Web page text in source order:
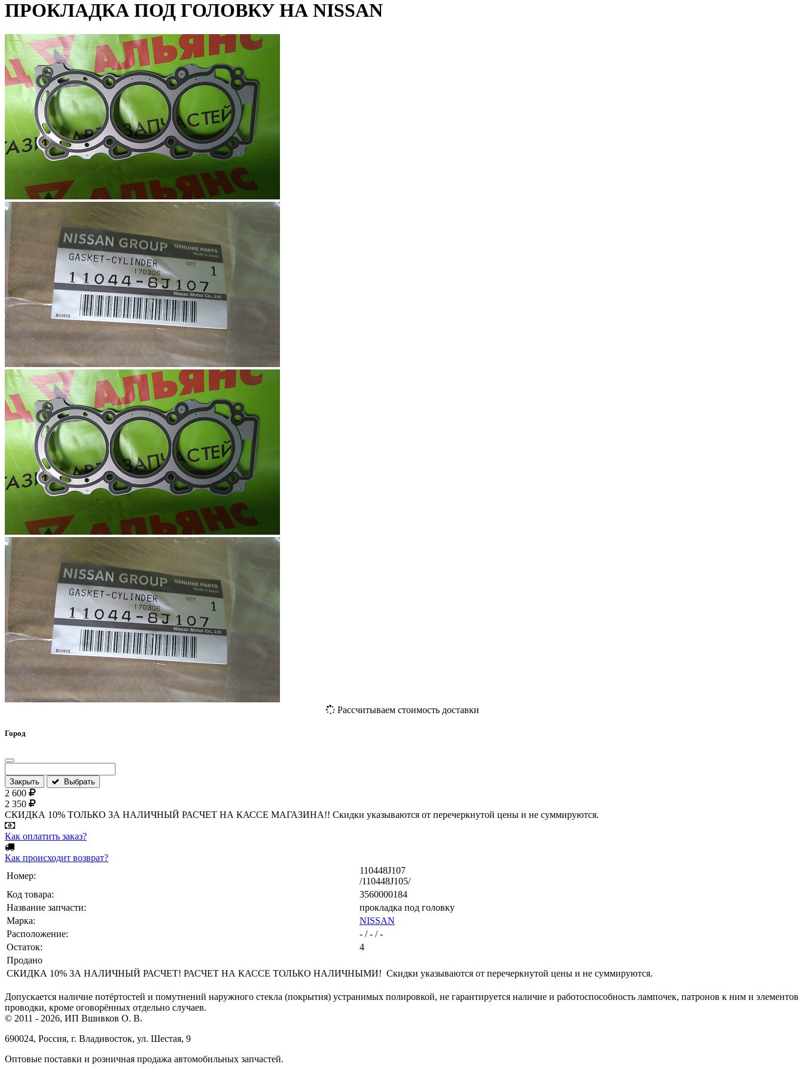
ПРОКЛАДКА ПОД ГОЛОВКУ НА NISSAN
Рассчитываем стоимость доставки
Город
Закрыть Выбрать
2 600
2 350
СКИДКА 10% ТОЛЬКО ЗА НАЛИЧНЫЙ РАСЧЕТ НА КАССЕ МАГАЗИНА!! Скидки указываются от перечеркнутой цены и не суммируются.
Как оплатить заказ?
Как происходит возврат?
Номер:
110448J107
/110448J105/
Код товара:
3560000184
Название запчасти:
прокладка под головку
Марка:
NISSAN
Расположение:
- / - / -
Остаток:
4
Продано
СКИДКА 10% ЗА НАЛИЧНЫЙ РАСЧЕТ! РАСЧЕТ НА КАССЕ ТОЛЬКО НАЛИЧНЫМИ! Скидки указываются от перечеркнутой цены и не суммируются.
Допускается наличие потёртостей и помутнений наружного стекла (покрытия) устранимых полировкой, не гарантируется наличие и работоспособность лампочек, патронов к ним и элементов
проводки, кроме оговорённых отдельно случаев.
© 2011 - 2026, ИП Вшивков О. В.
690024, Россия, г. Владивосток, ул. Шестая, 9
Оптовые поставки и розничная продажа автомобильных запчастей.